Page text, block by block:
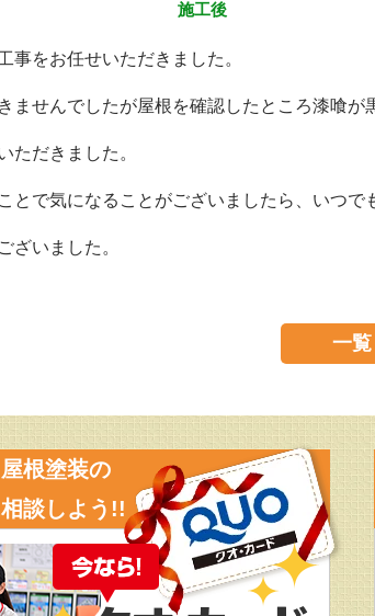
施工後
事をお任せいただきました。
ませんでしたが屋根を確認したところ漆喰が
ただきました。
とで気になることがございましたら、いつで
ざいました。
一覧
根塗装の
談しよう!!